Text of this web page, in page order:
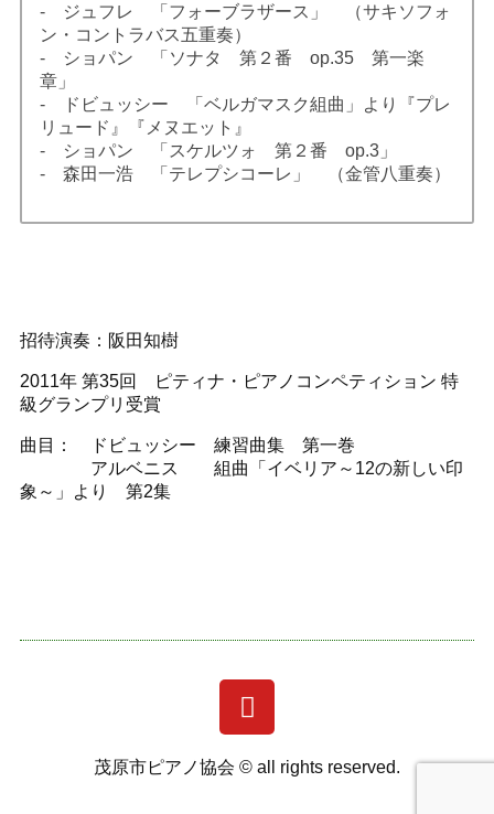
- ジュフレ 「フォーブラザース」 （サキソフォ
ン・コントラバス五重奏）
- ショパン 「ソナタ 第２番 op.35 第一楽
章」
- ドビュッシー 「ベルガマスク組曲」より『プレ
リュード』『メヌエット』
- ショパン 「スケルツォ 第２番 op.3」
- 森田一浩 「テレプシコーレ」 （金管八重奏）
招待演奏：阪田知樹
2011年 第35回 ピティナ・ピアノコンペティション 特
級グランプリ受賞
曲目： ドビュッシー 練習曲集 第一巻
アルベニス 組曲「イベリア～12の新しい印
象～」より 第2集
茂原市ピアノ協会 ©︎ all rights reserved.